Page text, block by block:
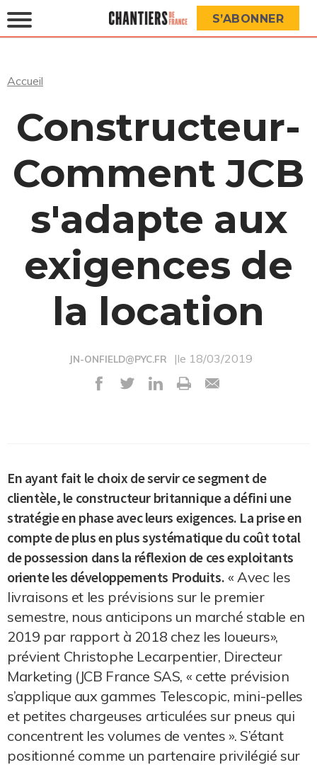
S’ABONNER
Accueil
Constructeur-
Comment JCB
s'adapte aux
exigences de
la location
JN-ONFIELD@PYC.FR |le 18/03/2019
En ayant fait le choix de servir ce segment de
clientèle, le constructeur britannique a défini une
stratégie en phase avec leurs exigences. La prise en
compte de plus en plus systématique du coût total
de possession dans la réflexion de ces exploitants
oriente les développements Produits. « Avec les
livraisons et les prévisions sur le premier
semestre, nous anticipons un marché stable en
2019 par rapport à 2018 chez les loueurs»,
prévient Christophe Lecarpentier, Directeur
Marketing (JCB France SAS, « cette prévision
s’applique aux gammes Telescopic, mini-pelles
et petites chargeuses articulées sur pneus qui
concentrent les volumes de ventes ». S’étant
positionné comme un partenaire privilégié sur